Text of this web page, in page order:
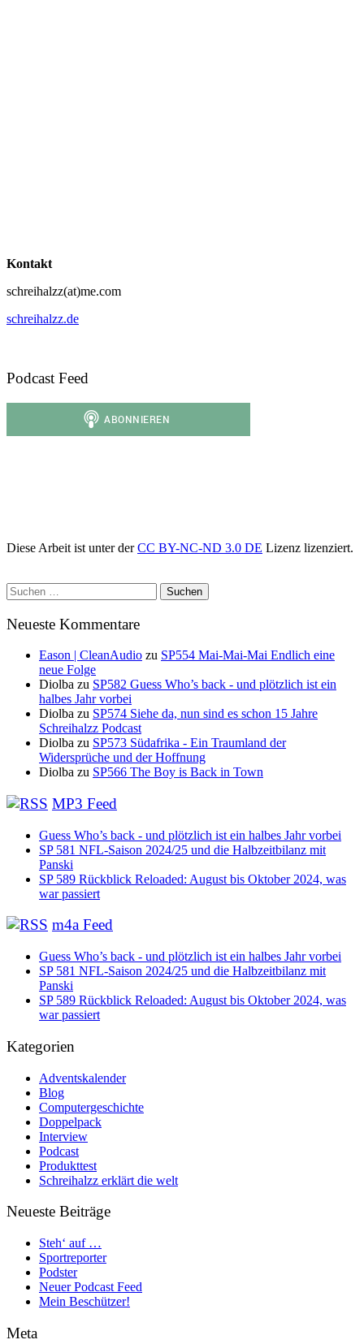
Kontakt
schreihalzz(at)me.com
schreihalzz.de
Podcast Feed
Diese Arbeit ist unter derCC BY-NC-ND 3.0 DE Lizenz lizenziert.
Suchen
nach:
Neueste Kommentare
Eason | CleanAudio zu SP554 Mai-Mai-Mai Endlich eine
neue Folge
Diolba zu SP582 Guess Who’s back - und plötzlich ist ein
halbes Jahr vorbei
Diolba zu SP574 Siehe da, nun sind es schon 15 Jahre
Schreihalzz Podcast
Diolba zu SP573 Südafrika - Ein Traumland der
Widersprüche und der Hoffnung
Diolba zu SP566 The Boy is Back in Town
MP3 Feed
Guess Who’s back - und plötzlich ist ein halbes Jahr vorbei
SP 581 NFL-Saison 2024/25 und die Halbzeitbilanz mit
Panski
SP 589 Rückblick Reloaded: August bis Oktober 2024, was
war passiert
m4a Feed
Guess Who’s back - und plötzlich ist ein halbes Jahr vorbei
SP 581 NFL-Saison 2024/25 und die Halbzeitbilanz mit
Panski
SP 589 Rückblick Reloaded: August bis Oktober 2024, was
war passiert
Kategorien
Adventskalender
Blog
Computergeschichte
Doppelpack
Interview
Podcast
Produkttest
Schreihalzz erklärt die welt
Neueste Beiträge
Steh‘ auf …
Sportreporter
Podster
Neuer Podcast Feed
Mein Beschützer!
Meta